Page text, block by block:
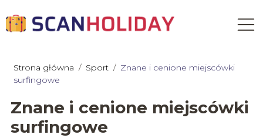
Strona główna / Sport / Znane i cenione miejscówki
surfingowe
Znane i cenione miejscówki
surfingowe